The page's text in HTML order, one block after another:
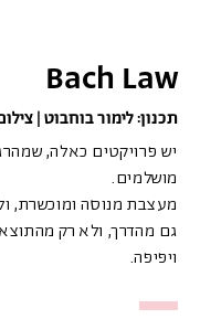
*יש להזין את המספר
Bach Law
תכנון: לימור בוחבוט |
יש פרויקטים כאלה,
מושלמים.
מעצבת מנוסה ומוכשרת,
גם מהדרך, ולא רק
ויפיפה.